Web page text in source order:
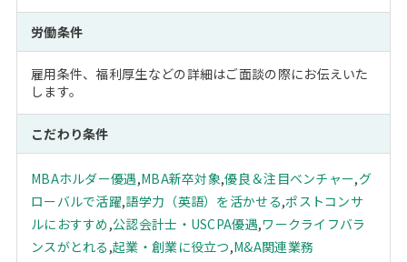
労働条件
雇用条件、福利厚生などの詳細はご面談の際にお伝えいた
します。
こだわり条件
MBAホルダー優遇,MBA新卒対象,優良＆注目ベンチャー,グ
ローバルで活躍,語学力（英語）を活かせる,ポストコンサ
ルにおすすめ ,公認会計士・USCPA優遇,ワークライフバラ
ンスがとれる ,起業・創業に役立つ,M&A関連業務